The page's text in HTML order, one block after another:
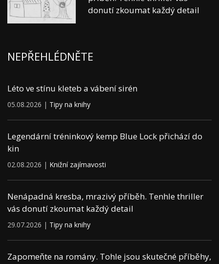
donutí zkoumat každý detail
NEPŘEHLÉDNĚTE
Léto ve stínu kleteb a vábení sirén
05.08.2026 | Tipy na knihy
Legendární tréninkový kemp Blue Lock přichází do
kin
02.08.2026 | Knižní zajímavosti
Nenápadná kresba, mrazivý příběh. Tenhle thriller
vás donutí zkoumat každý detail
29.07.2026 | Tipy na knihy
Zapomeňte na romány. Tohle jsou skutečné příběhy,